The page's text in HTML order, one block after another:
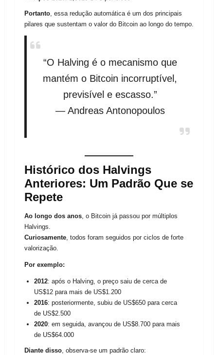
Portanto, essa redução automática é um dos principais
pilares que sustentam o valor do Bitcoin ao longo do tempo.
“O Halving é o mecanismo que
mantém o Bitcoin incorruptível,
previsível e escasso.”
— Andreas Antonopoulos
Histórico dos Halvings
Anteriores: Um Padrão Que se
Repete
Ao longo dos anos, o Bitcoin já passou por múltiplos
Halvings.
Curiosamente, todos foram seguidos por ciclos de forte
valorização.
Por exemplo:
2012: após o Halving, o preço saiu de cerca de
US$12 para mais de US$1.200
2016: posteriormente, subiu de US$650 para cerca
de US$2.500
2020: em seguida, avançou de US$8.700 para mais
de US$64.000
Diante disso, observa-se um padrão claro: